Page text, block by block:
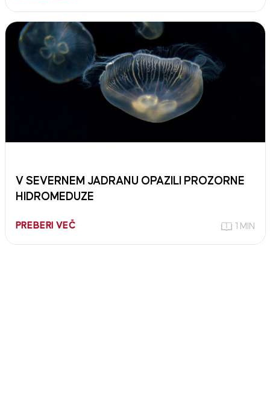
V SEVERNEM JADRANU OPAZILI PROZORNE
HIDROMEDUZE
PREBERI VEČ 1 MIN